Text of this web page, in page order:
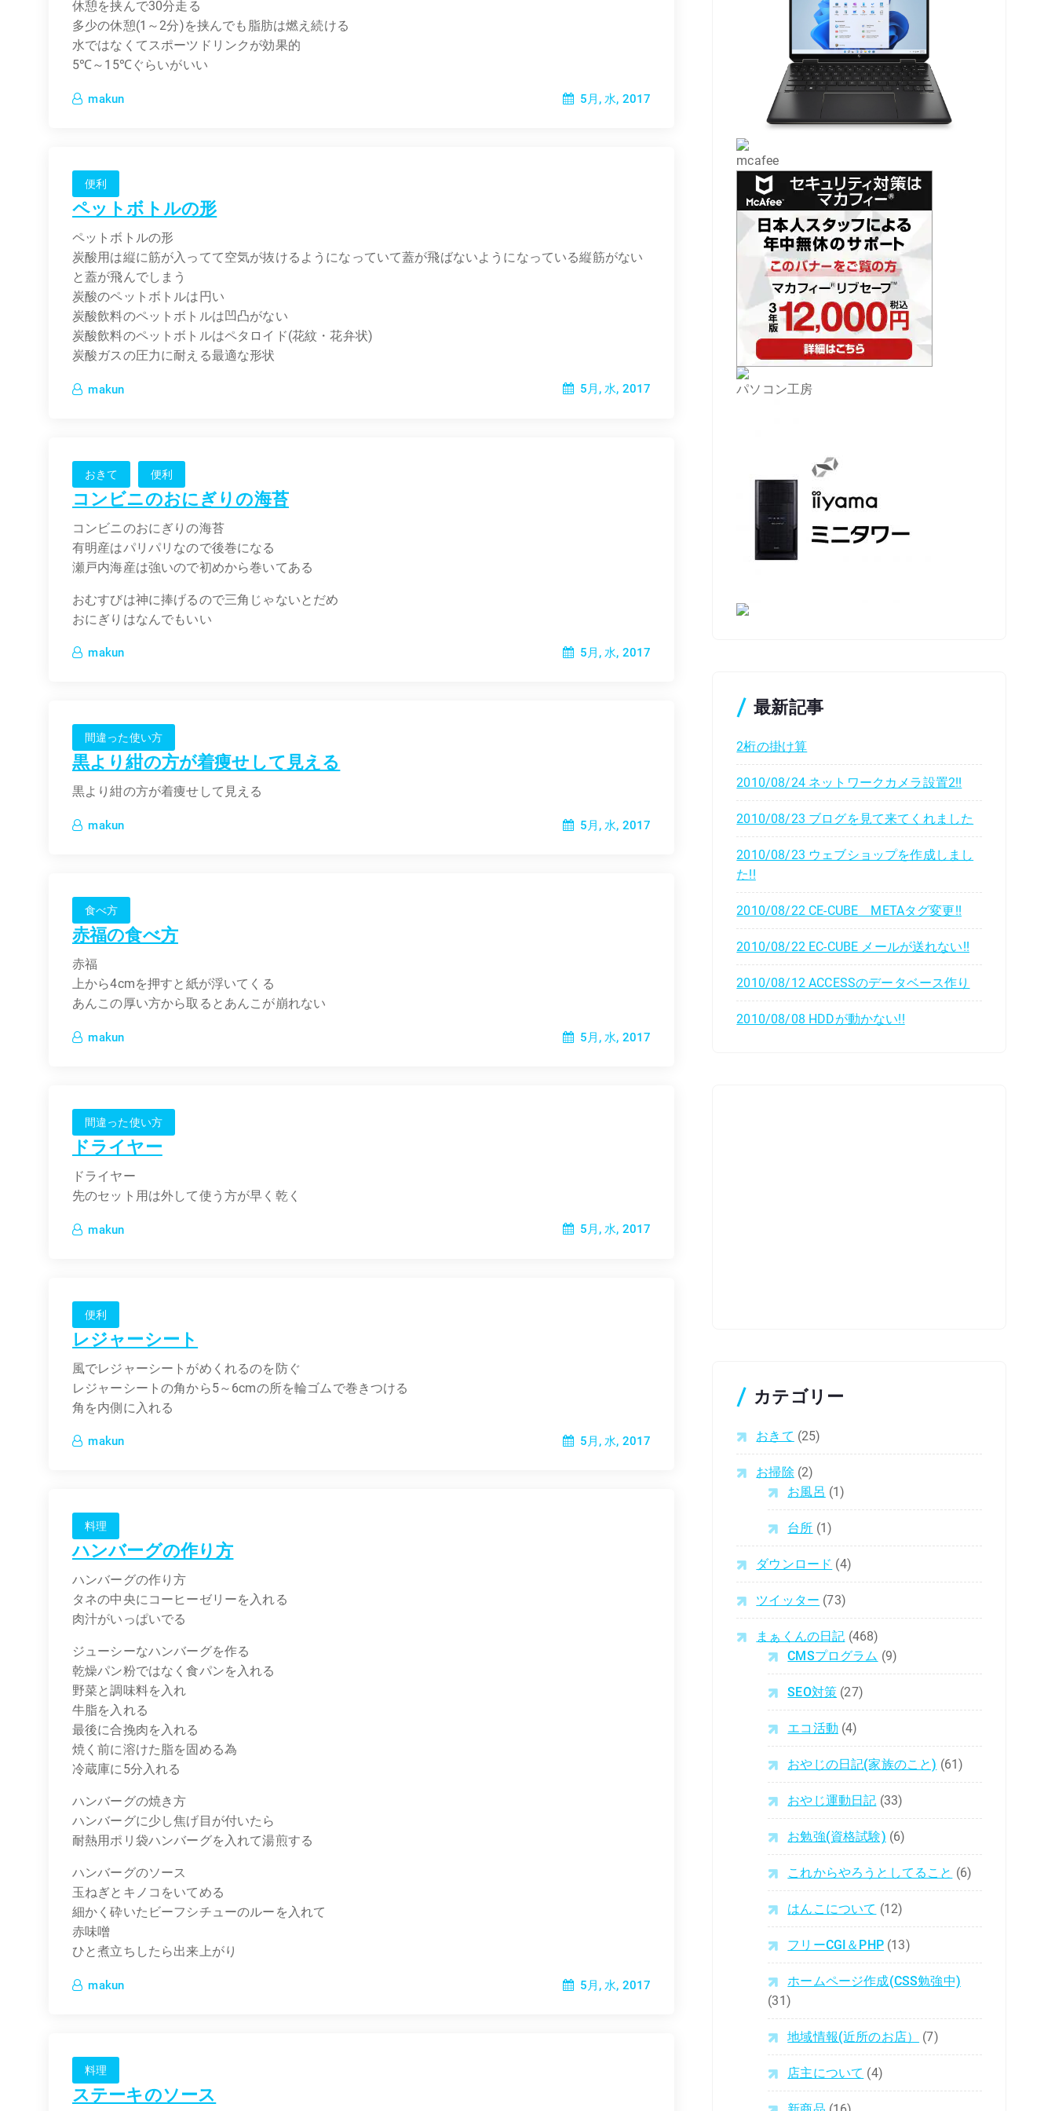
休憩を挟んで30分走る
多少の休憩(1～2分)を挟んでも脂肪は燃え続ける
水ではなくてスポーツドリンクが効果的
5℃～15℃ぐらいがいい
makun 5月, 水, 2017
便利
ペットボトルの形
ペットボトルの形
炭酸用は縦に筋が入ってて空気が抜けるようになっていて蓋が飛ばないようになっている縦筋がない
と蓋が飛んでしまう
炭酸のペットボトルは円い
炭酸飲料のペットボトルは凹凸がない
炭酸飲料のペットボトルはペタロイド(花紋・花弁状)
炭酸ガスの圧力に耐える最適な形状
makun 5月, 水, 2017
おきて 便利
コンビニのおにぎりの海苔
コンビニのおにぎりの海苔
有明産はパリパリなので後巻になる
瀬戸内海産は強いので初めから巻いてある
おむすびは神に捧げるので三角じゃないとだめ
おにぎりはなんでもいい
makun 5月, 水, 2017
間違った使い方
黒より紺の方が着痩せして見える
黒より紺の方が着痩せして見える
makun 5月, 水, 2017
食べ方
赤福の食べ方
赤福
上から4cmを押すと紙が浮いてくる
あんこの厚い方から取るとあんこが崩れない
makun 5月, 水, 2017
間違った使い方
ドライヤー
ドライヤー
先のセット用は外して使う方が早く乾く
makun 5月, 水, 2017
便利
レジャーシート
風でレジャーシートがめくれるのを防ぐ
レジャーシートの角から5～6cmの所を輪ゴムで巻きつける
角を内側に入れる
makun 5月, 水, 2017
料理
ハンバーグの作り方
ハンバーグの作り方
タネの中央にコーヒーゼリーを入れる
肉汁がいっぱいでる
ジューシーなハンバーグを作る
乾燥パン粉ではなく食パンを入れる
野菜と調味料を入れ
牛脂を入れる
最後に合挽肉を入れる
焼く前に溶けた脂を固める為
冷蔵庫に5分入れる
ハンバーグの焼き方
ハンバーグに少し焦げ目が付いたら
耐熱用ポリ袋ハンバーグを入れて湯煎する
ハンバーグのソース
玉ねぎとキノコをいてめる
細かく砕いたビーフシチューのルーを入れて
赤味噌
ひと煮立ちしたら出来上がり
makun 5月, 水, 2017
料理
ステーキのソース
mcafee
パソコン工房
最新記事
2桁の掛け算
2010/08/24 ネットワークカメラ設置2!!
2010/08/23 ブログを見て来てくれました
2010/08/23 ウェブショップを作成しまし
た!!
2010/08/22 CE-CUBE METAタグ変更!!
2010/08/22 EC-CUBE メールが送れない!!
2010/08/12 ACCESSのデータベース作り
2010/08/08 HDDが動かない!!
カテゴリー
おきて (25)
お掃除 (2)
お風呂 (1)
台所 (1)
ダウンロード (4)
ツイッター (73)
まぁくんの日記 (468)
CMSプログラム (9)
SEO対策 (27)
エコ活動 (4)
おやじの日記(家族のこと) (61)
おやじ運動日記 (33)
お勉強(資格試験) (6)
これからやろうとしてること (6)
はんこについて (12)
フリーCGI＆PHP(13)
ホームページ作成(CSS勉強中)
(31)
地域情報(近所のお店） (7)
店主について (4)